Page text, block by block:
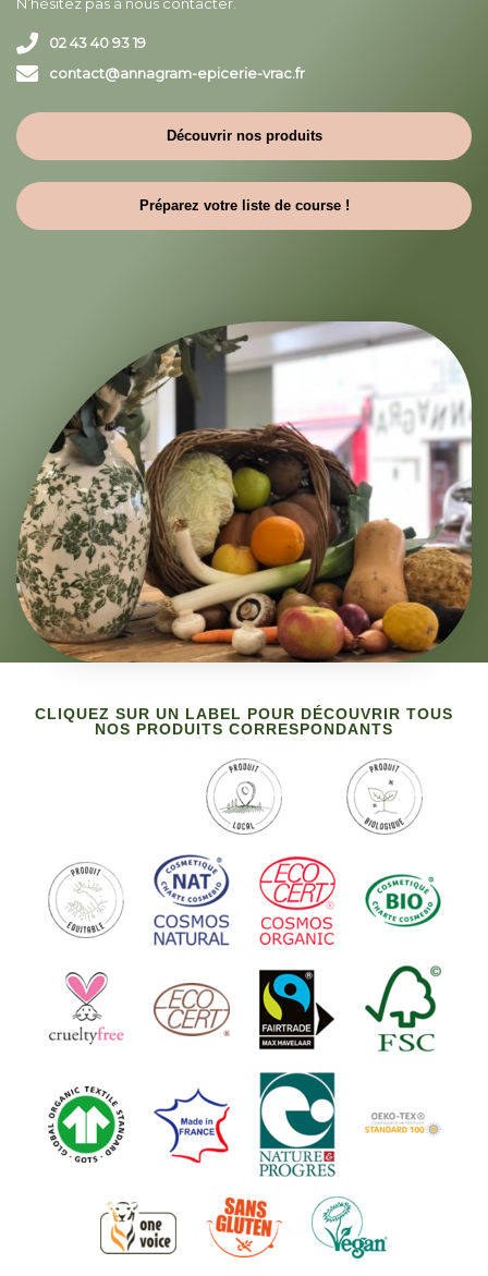
02 43 40 93 19
contact@annagram-epicerie-vrac.fr
Découvrir nos produits
Préparez votre liste de course !
CLIQUEZ SUR UN LABEL POUR DÉCOUVRIR TOUS
NOS PRODUITS CORRESPONDANTS